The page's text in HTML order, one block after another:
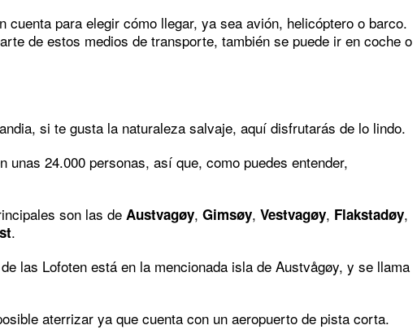
cuenta para elegir cómo llegar, ya sea avión, helicóptero o barco.
de estos medios de transporte, también se puede ir en coche o
si te gusta la naturaleza salvaje, aquí disfrutarás de lo lindo.
unas 24.000 personas, así que, como puedes entender,
son las de Austvagøy, Gimsøy, Vestvagøy, Flakstadøy,
.
las Lofoten está en la mencionada isla de Austvågøy, y se llama
aterrizar ya que cuenta con un aeropuerto de pista corta.